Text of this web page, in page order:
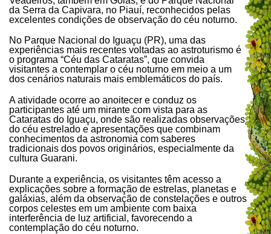
da Serra da Capivara, no Piauí, reconhecidos pelas
excelentes condições de observação do céu noturno.
No Parque Nacional do Iguaçu (PR), uma das
experiências mais recentes voltadas ao astroturismo é
o programa “Céu das Cataratas”, que convida
visitantes a contemplar o céu noturno em meio a um
dos cenários naturais mais emblemáticos do país.
A atividade ocorre ao anoitecer e conduz os
participantes até um mirante com vista para as
Cataratas do Iguaçu, onde são realizadas observações
do céu estrelado e apresentações que combinam
conhecimentos da astronomia com saberes
tradicionais dos povos originários, especialmente da
cultura Guarani.
Durante a experiência, os visitantes têm acesso a
explicações sobre a formação de estrelas, planetas e
galáxias, além da observação de constelações e outros
corpos celestes em um ambiente com baixa
interferência de luz artificial, favorecendo a
contemplação do céu noturno.